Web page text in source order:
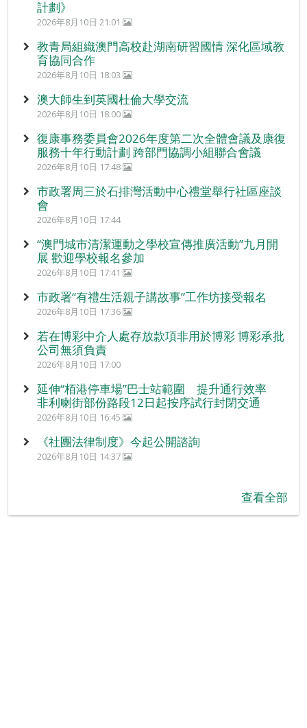
計劃》
2026年8月10日 21:01
教青局組織澳門高校赴湖南研習國情 深化區域教
育協同合作
2026年8月10日 18:03
澳大師生到英國杜倫大學交流
2026年8月10日 18:00
復康事務委員會2026年度第二次全體會議及康復
服務十年行動計劃 跨部門協調小組聯合會議
2026年8月10日 17:48
市政署周三於石排灣活動中心禮堂舉行社區座談
會
2026年8月10日 17:44
“澳門城市清潔運動之學校宣傳推廣活動”九月開
展 歡迎學校報名參加
2026年8月10日 17:41
市政署“有禮生活親子講故事”工作坊接受報名
2026年8月10日 17:36
若在博彩中介人處存放款項非用於博彩 博彩承批
公司無須負責
2026年8月10日 17:00
延伸“栢港停車場”巴士站範圍 提升通行效率
非利喇街部份路段12日起按序試行封閉交通
2026年8月10日 16:45
《社團法律制度》今起公開諮詢
2026年8月10日 14:37
查看全部